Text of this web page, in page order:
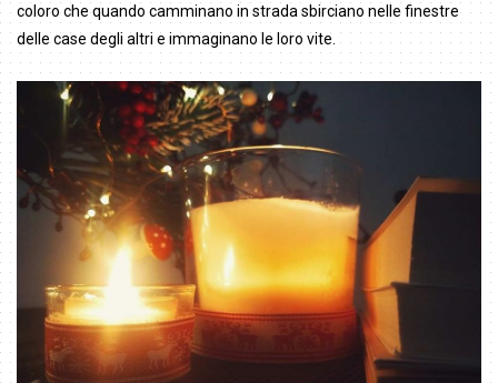
coloro che quando camminano in strada sbirciano nelle finestre
delle case degli altri e immaginano le loro vite.